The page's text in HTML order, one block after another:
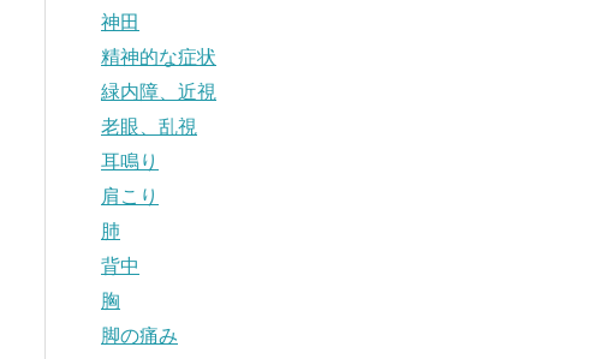
神田
精神的な症状
緑内障、近視
老眼、乱視
耳鳴り
肩こり
肺
背中
胸
脚の痛み